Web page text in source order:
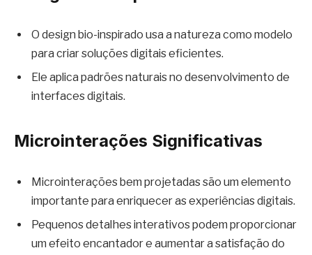
O design bio-inspirado usa a natureza como modelo
para criar soluções digitais eficientes.
Ele aplica padrões naturais no desenvolvimento de
interfaces digitais.
Microinterações Significativas
Microinterações bem projetadas são um elemento
importante para enriquecer as experiências digitais.
Pequenos detalhes interativos podem proporcionar
um efeito encantador e aumentar a satisfação do